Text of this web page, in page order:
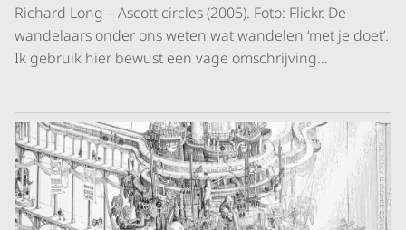
Richard Long – Ascott circles (2005). Foto: Flickr. De
wandelaars onder ons weten wat wandelen ‘met je doet’.
Ik gebruik hier bewust een vage omschrijving…